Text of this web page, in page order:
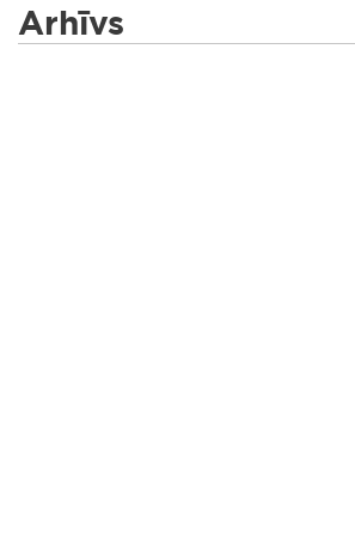
Arhīvs